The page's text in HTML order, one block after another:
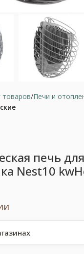
товаров Печи и
печь
Nest10